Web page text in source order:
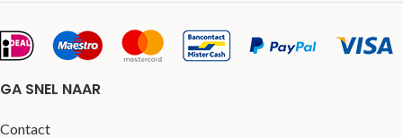
GA SNEL NAAR
Contact